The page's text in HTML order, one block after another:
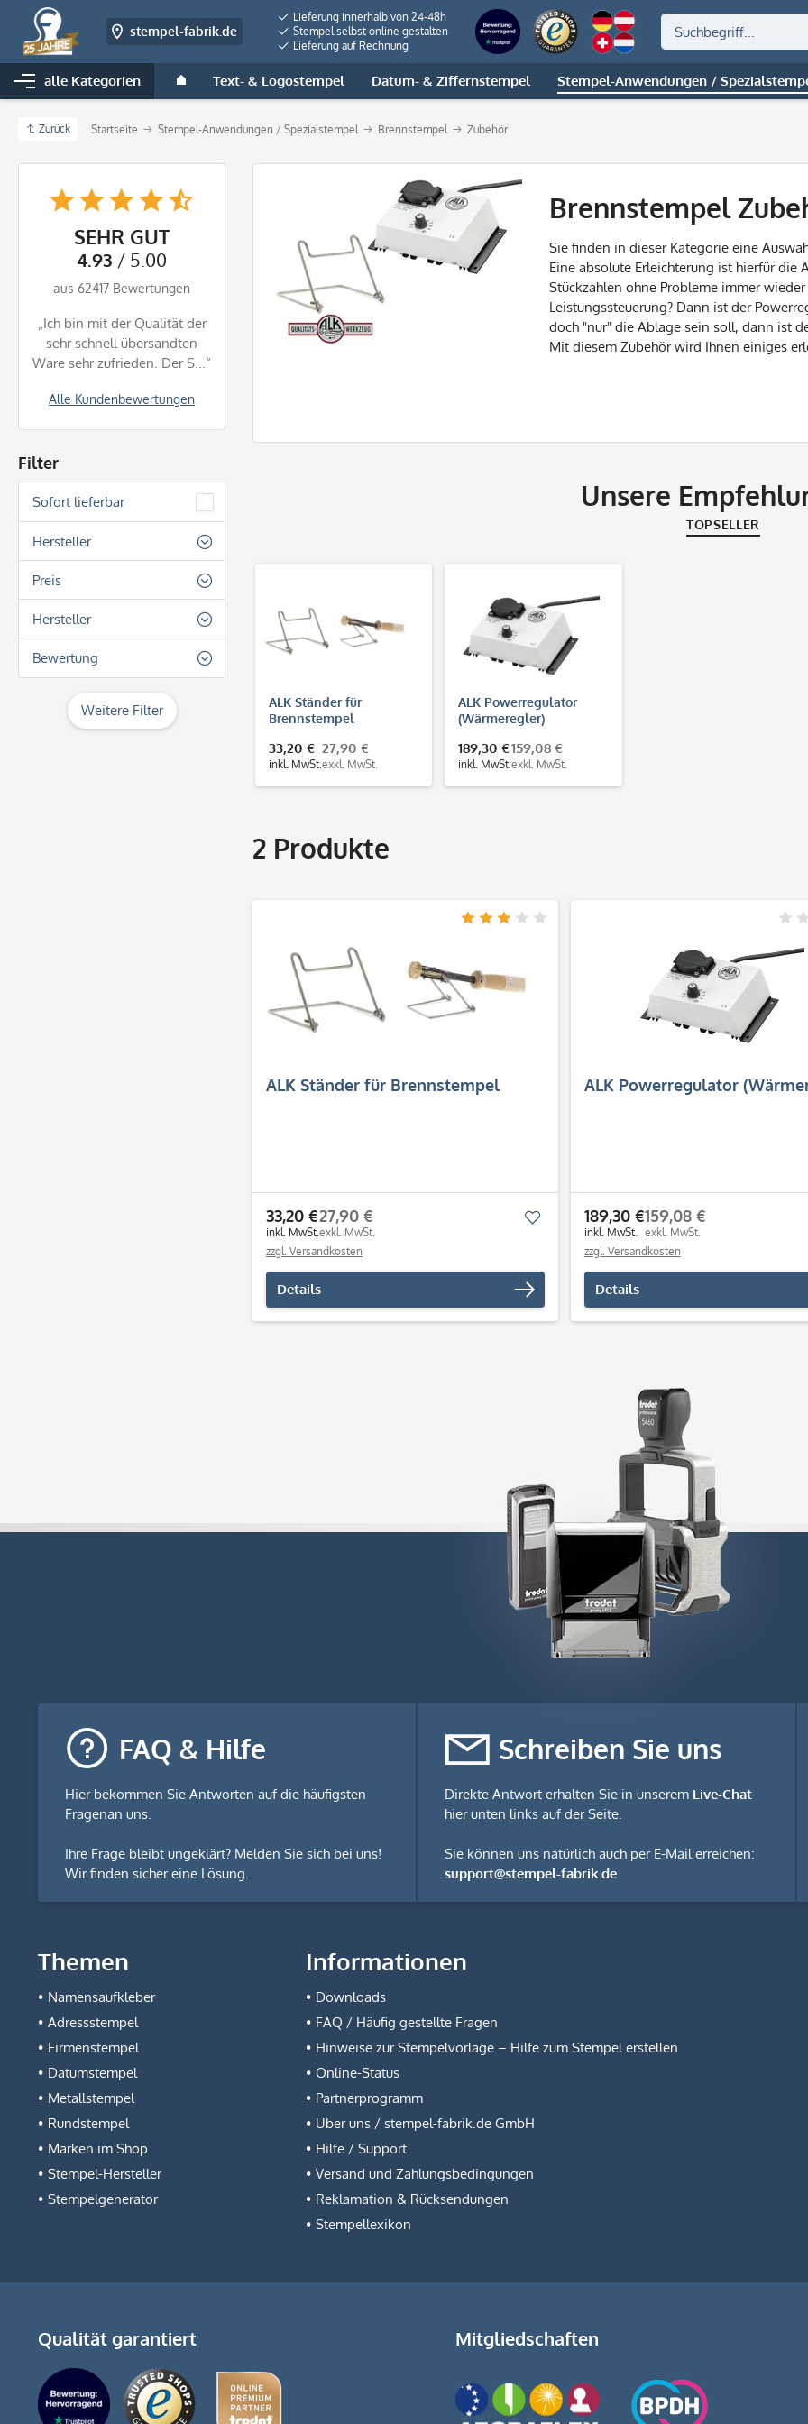
stempel-fabrik.de
Lieferung innerhalb von 24-48h
Stempel selbst online gestalten
Lieferung auf Rechnung
alle Kategorien Text- & Logostempel Datum- & Ziffernstempel Stempel-Anwendungen /
Zurück Startseite Stempel-Anwendungen / Spezialstempel Brennstempel Zubehör
SEHR GUT
4.93 / 5.00
aus 62417 Bewertungen
Alle Kundenbewertungen
„Ich bin mit der Qualität der
sehr schnell übersandten
Ware sehr zufrieden. Der S...“
Filter
Sofort lieferbar
Hersteller
ALK-tools
Preis
von33,20 €bis189,30 €
Hersteller
ALK
Bewertung
& mehr
Weitere Filter
Brennstempel
Sie finden in dieser Kategorie eine
Eine absolute Erleichterung ist hierfür die
Stückzahlen ohne Probleme immer
Leistungssteuerung? Dann ist der
doch "nur" die Ablage sein soll, dann ist
Mit diesem Zubehör wird Ihnen einiges
Unsere
TOPSELLER
ALK Ständer für
Brennstempel
33,20 €
inkl. MwSt.
27,90 €
exkl. MwSt.
ALK Powerregulator
(Wärmeregler)
189,30 €
inkl. MwSt.
159,08 €
exkl. MwSt.
2 Produkte
ALK Ständer für Brennstempel
33,20 €
inkl. MwSt.
27,90 €
exkl. MwSt.
zzgl. Versandkosten
Details
Merken
ALK Powerregulator
189,30 €
inkl. MwSt.
159,08 €
exkl. MwSt.
zzgl. Versandkosten
Details
FAQ & Hilfe
Hier bekommen Sie Antworten auf die häufigsten
Fragenan uns.
Ihre Frage bleibt ungeklärt? Melden Sie sich bei uns!
Wir finden sicher eine Lösung.
Schreiben Sie uns
Direkte Antwort erhalten Sie in unserem Live-Chat
hier unten links auf der Seite.
Sie können uns natürlich auch per E-Mail erreichen:
support@stempel-fabrik.de
Themen
Namensaufkleber
Adressstempel
Firmenstempel
Datumstempel
Metallstempel
Rundstempel
Marken im Shop
Stempel-Hersteller
Stempelgenerator
Informationen
Downloads
FAQ / Häufig gestellte Fragen
Hinweise zur Stempelvorlage – Hilfe zum Stempel erstellen
Online-Status
Partnerprogramm
Über uns / stempel-fabrik.de GmbH
Hilfe / Support
Versand und Zahlungsbedingungen
Reklamation & Rücksendungen
Stempellexikon
Qualität garantiert Mitgliedschaften